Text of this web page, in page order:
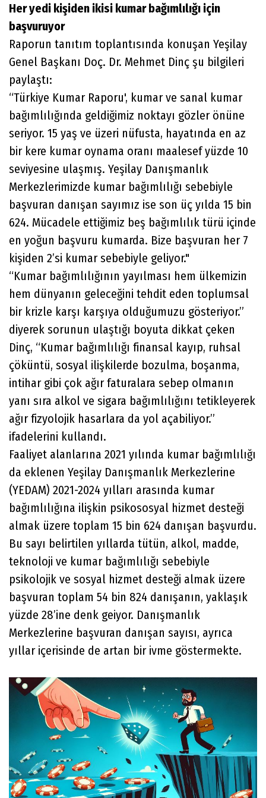
Her yedi kişiden ikisi kumar bağımlılığı için
başvuruyor
Raporun tanıtım toplantısında konuşan Yeşilay
Genel Başkanı Doç. Dr. Mehmet Dinç şu bilgileri
paylaştı:
“Türkiye Kumar Raporu', kumar ve sanal kumar
bağımlılığında geldiğimiz noktayı gözler önüne
seriyor. 15 yaş ve üzeri nüfusta, hayatında en az
bir kere kumar oynama oranı maalesef yüzde 10
seviyesine ulaşmış. Yeşilay Danışmanlık
Merkezlerimizde kumar bağımlılığı sebebiyle
başvuran danışan sayımız ise son üç yılda 15 bin
624. Mücadele ettiğimiz beş bağımlılık türü içinde
en yoğun başvuru kumarda. Bize başvuran her 7
kişiden 2’si kumar sebebiyle geliyor."
“Kumar bağımlılığının yayılması hem ülkemizin
hem dünyanın geleceğini tehdit eden toplumsal
bir krizle karşı karşıya olduğumuzu gösteriyor.”
diyerek sorunun ulaştığı boyuta dikkat çeken
Dinç, “Kumar bağımlılığı finansal kayıp, ruhsal
çöküntü, sosyal ilişkilerde bozulma, boşanma,
intihar gibi çok ağır faturalara sebep olmanın
yanı sıra alkol ve sigara bağımlılığını tetikleyerek
ağır fizyolojik hasarlara da yol açabiliyor.”
ifadelerini kullandı.
Faaliyet alanlarına 2021 yılında kumar bağımlılığı
da eklenen Yeşilay Danışmanlık Merkezlerine
(YEDAM) 2021-2024 yılları arasında kumar
bağımlılığına ilişkin psikososyal hizmet desteği
almak üzere toplam 15 bin 624 danışan başvurdu.
Bu sayı belirtilen yıllarda tütün, alkol, madde,
teknoloji ve kumar bağımlılığı sebebiyle
psikolojik ve sosyal hizmet desteği almak üzere
başvuran toplam 54 bin 824 danışanın, yaklaşık
yüzde 28’ine denk geiyor. Danışmanlık
Merkezlerine başvuran danışan sayısı, ayrıca
yıllar içerisinde de artan bir ivme göstermekte.